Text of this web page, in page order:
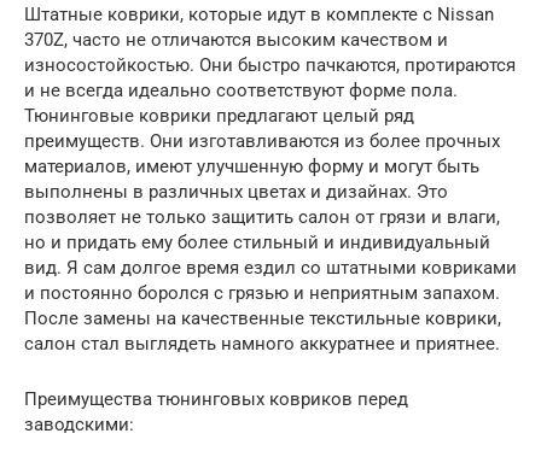
Штатные коврики, которые идут в комплекте с Nissan
370Z, часто не отличаются высоким качеством и
износостойкостью. Они быстро пачкаются, протираются
и не всегда идеально соответствуют форме пола.
Тюнинговые коврики предлагают целый ряд
преимуществ. Они изготавливаются из более прочных
материалов, имеют улучшенную форму и могут быть
выполнены в различных цветах и дизайнах. Это
позволяет не только защитить салон от грязи и влаги,
но и придать ему более стильный и индивидуальный
вид. Я сам долгое время ездил со штатными ковриками
и постоянно боролся с грязью и неприятным запахом.
После замены на качественные текстильные коврики,
салон стал выглядеть намного аккуратнее и приятнее.
Преимущества тюнинговых ковриков перед
заводскими: